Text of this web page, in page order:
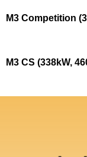
M3 Competition
M3 CS (338kW,